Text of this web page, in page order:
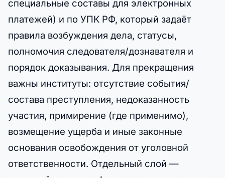
специальные составы для электронных
платежей) и по УПК РФ, который задаёт
правила возбуждения дела, статусы,
полномочия следователя/дознавателя и
порядок доказывания. Для прекращения
важны институты: отсутствие события/
состава преступления, недоказанность
участия, примирение (где применимо),
возмещение ущерба и иные законные
основания освобождения от уголовной
ответственности. Отдельный слой —